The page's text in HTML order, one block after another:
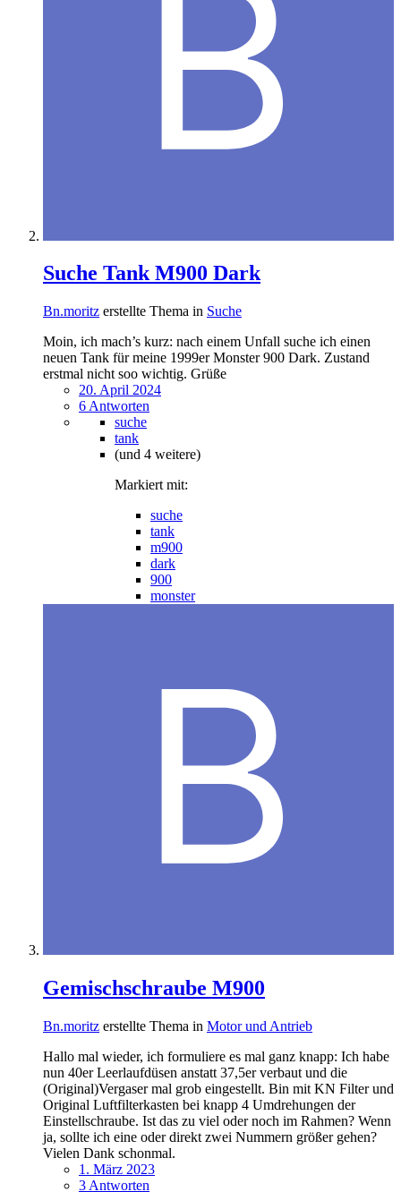
Suche Tank M900 Dark
Bn.moritz erstellte Thema in Suche
Moin, ich mach’s kurz: nach einem Unfall suche ich einen
neuen Tank für meine 1999er Monster 900 Dark. Zustand
erstmal nicht soo wichtig. Grüße
20. April 2024
6 Antworten
suche
tank
(und 4 weitere)
Markiert mit:
suche
tank
m900
dark
900
monster
Gemischschraube M900
Bn.moritz erstellte Thema in Motor und Antrieb
Hallo mal wieder, ich formuliere es mal ganz knapp: Ich habe
nun 40er Leerlaufdüsen anstatt 37,5er verbaut und die
(Original)Vergaser mal grob eingestellt. Bin mit KN Filter und
Original Luftfilterkasten bei knapp 4 Umdrehungen der
Einstellschraube. Ist das zu viel oder noch im Rahmen? Wenn
ja, sollte ich eine oder direkt zwei Nummern größer gehen?
Vielen Dank schonmal.
1. März 2023
3 Antworten